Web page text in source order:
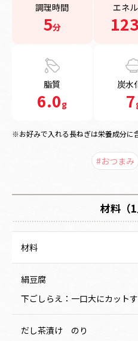
調理時間
5分
エネ
123
脂質
6.0g
炭水
7
※お好みで入れる長ねぎは栄養成分に
#おつまみ
材料（1
材料
絹豆腐
下ごしらえ：一口大にカットす
だし茶漬け のり